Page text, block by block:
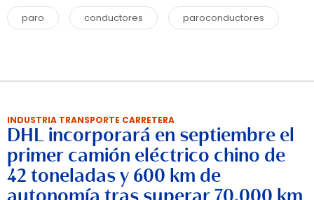
paro conductores paroconductores
INDUSTRIA TRANSPORTE CARRETERA
DHL incorporará en septiembre el
primer camión eléctrico chino de
42 toneladas y 600 km de